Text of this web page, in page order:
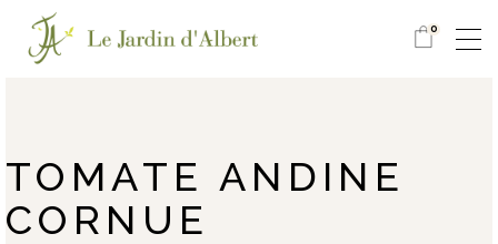
0
TOMATE ANDINE
CORNUE